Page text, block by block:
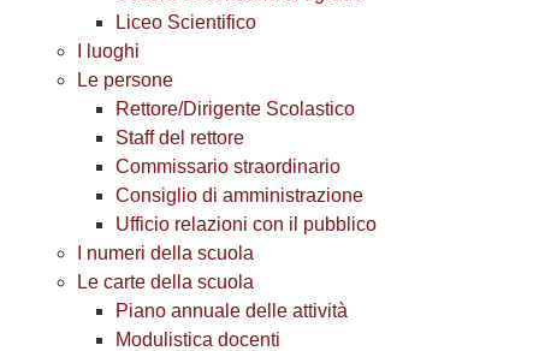
Liceo Scientifico
I luoghi
Le persone
Rettore/Dirigente Scolastico
Staff del rettore
Commissario straordinario
Consiglio di amministrazione
Ufficio relazioni con il pubblico
I numeri della scuola
Le carte della scuola
Piano annuale delle attività
Modulistica docenti